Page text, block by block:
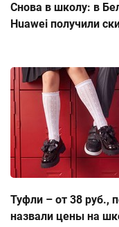
Снова в школу: в
Huawei получили
Туфли – от 38 руб.,
назвали цены на